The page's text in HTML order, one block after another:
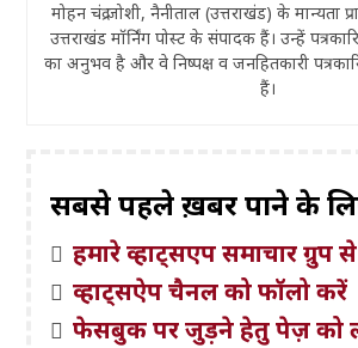
मोहन चंद्र जोशी, नैनीताल (उत्तराखंड) के मान्यता
उत्तराखंड मॉर्निंग पोस्ट के संपादक हैं। उन्हें
का अनुभव है और वे निष्पक्ष व जनहितकारी
हैं।
सबसे पहले ख़बरें पाने के
हमारे व्हाट्सएप समाचार ग्रुप
व्हाट्सऐप चैनल को फॉलो करें
फेसबुक पर जुड़ने हेतु पेज़ को